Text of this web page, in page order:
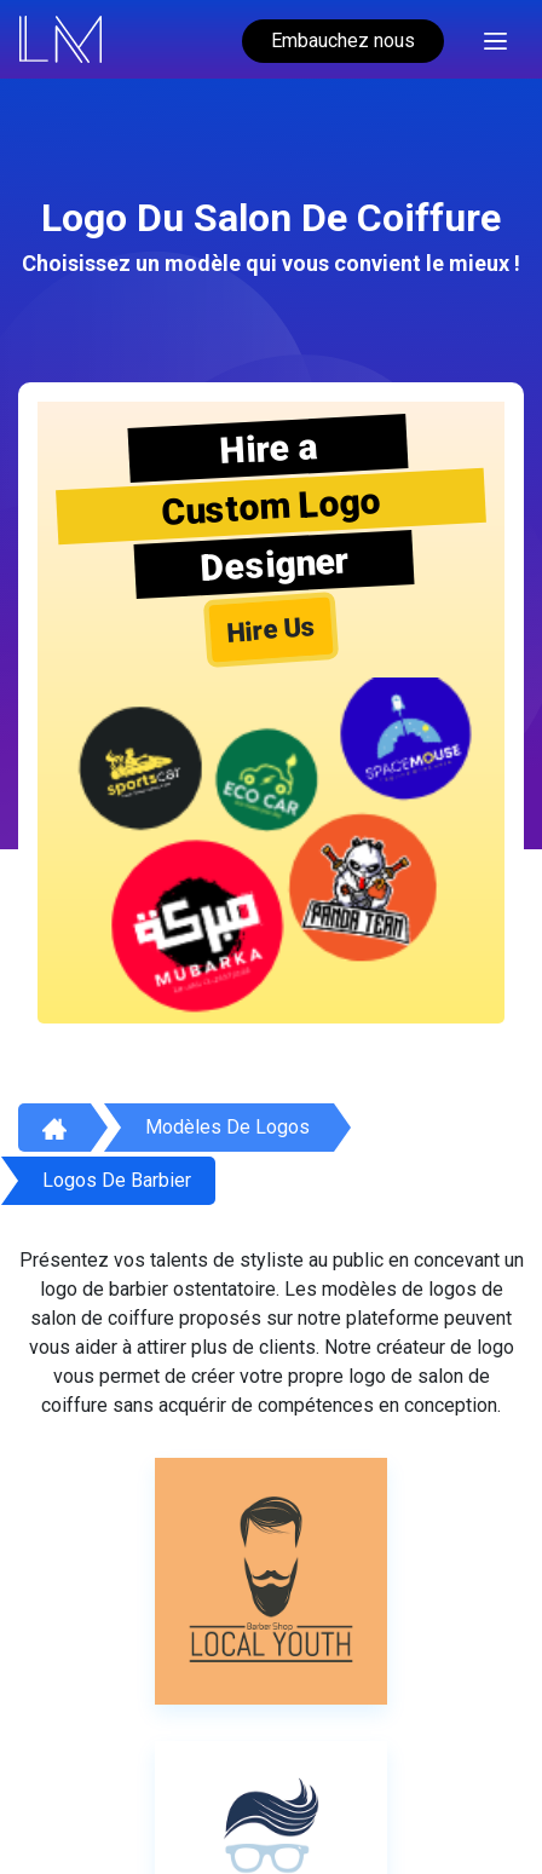
Embauchez nous
Logo Du Salon De Coiffure
Choisissez un modèle qui vous convient le mieux !
Hire a
Custom Logo
Designer
Hire Us
Modèles De Logos
Logos De Barbier
Présentez vos talents de styliste au public en concevant un
logo de barbier ostentatoire. Les modèles de logos de
salon de coiffure proposés sur notre plateforme peuvent
vous aider à attirer plus de clients. Notre créateur de logo
vous permet de créer votre propre logo de salon de
coiffure sans acquérir de compétences en conception.